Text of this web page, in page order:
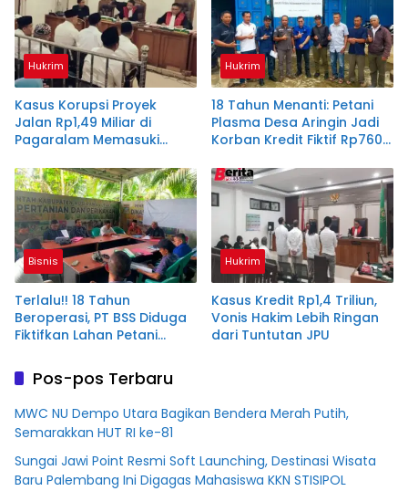
Hukrim
Kasus Korupsi Proyek
Jalan Rp1,49 Miliar di
Pagaralam Memasuki
Terdakwa Dituntut 2,5
Tahun Penjara
Hukrim
18 Tahun Menanti: Petani
Plasma Desa Aringin Jadi
Korban Kredit Fiktif Rp760
Bisnis
Terlalu!! 18 Tahun
Beroperasi, PT BSS Diduga
Fiktifkan Lahan Petani
Hukrim
Kasus Kredit Rp1,4 Triliun,
Vonis Hakim Lebih Ringan
dari Tuntutan JPU
Pos-pos Terbaru
MWC NU Dempo Utara Bagikan Bendera Merah Putih,
Semarakkan HUT RI ke-81
Sungai Jawi Point Resmi Soft Launching, Destinasi Wisata
Baru Palembang Ini Digagas Mahasiswa KKN STISIPOL